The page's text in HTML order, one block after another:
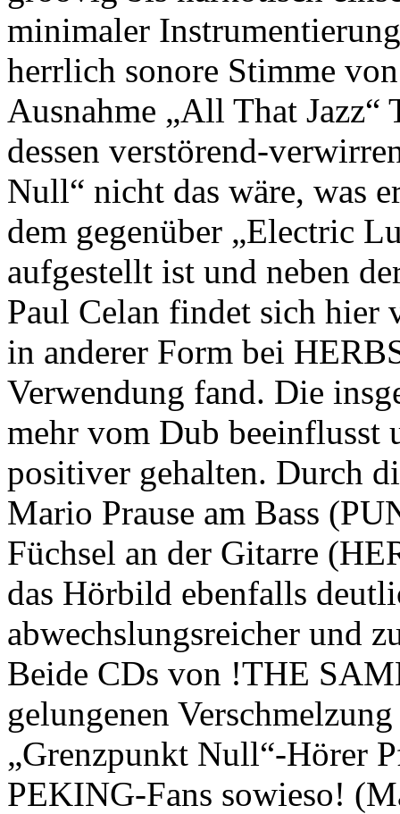
minimaler
herrlich sonore Stimme
Ausnahme „All That
dessen verstörend-
Null“ nicht das wäre, was
dem gegenüber „Electric
aufgestellt ist und neben
Paul Celan findet sich hier
in anderer Form bei
Verwendung fand. Die
mehr vom Dub beeinflusst
positiver gehalten. Durch
Mario Prause am Bass
Füchsel an der Gitarre
das Hörbild ebenfalls
abwechslungsreicher und
Beide CDs von !THE
gelungenen
„Grenzpunkt Null“-Hörer
PEKING-Fans sowieso!